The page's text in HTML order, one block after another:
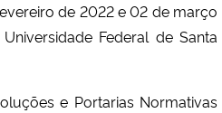
de 2022 e 02 de março
Federal de Santa
e Portarias Normativas